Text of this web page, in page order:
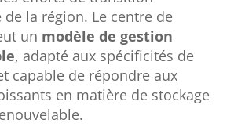
de la région. Le centre de
un modèle de gestion
, adapté aux spécificités de
capable de répondre aux
en matière de stockage